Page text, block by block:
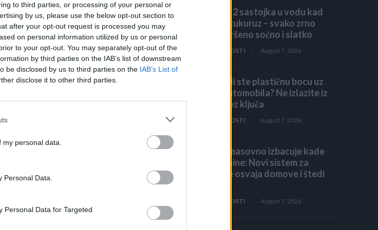
to third parties, or processing of your personal or
by us, please use the below opt-out section to
after your opt-out request is processed you may
on personal information utilized by us or personal
to your opt-out. You may separately opt-out of the
by third parties on the IAB’s list of downstream
be disclosed by us to third parties on the IAB’s List of
disclose it to other third parties.
personal data.
Data.
Personal Data for Targeted
koliko se trudili, neke mrlje je
sve nečistoće.
Dodajte 2 sastojka u vodu kad
kuhate kukuruz – svako zrno
biće savršeno sočno i slatko
ZANIMLJIVOSTI August 7, 2026
Primijetili ste plastičnu bocu uz
točak automobila? Ne izlazite iz
vozila bez ključa
ZANIMLJIVOSTI August 7, 2026
Evropa masovno izbacuje kade
i tuš-kabine: Novi sistem za
tuširanje osvaja domove i štedi
ZANIMLJIVOSTI August 7, 2026